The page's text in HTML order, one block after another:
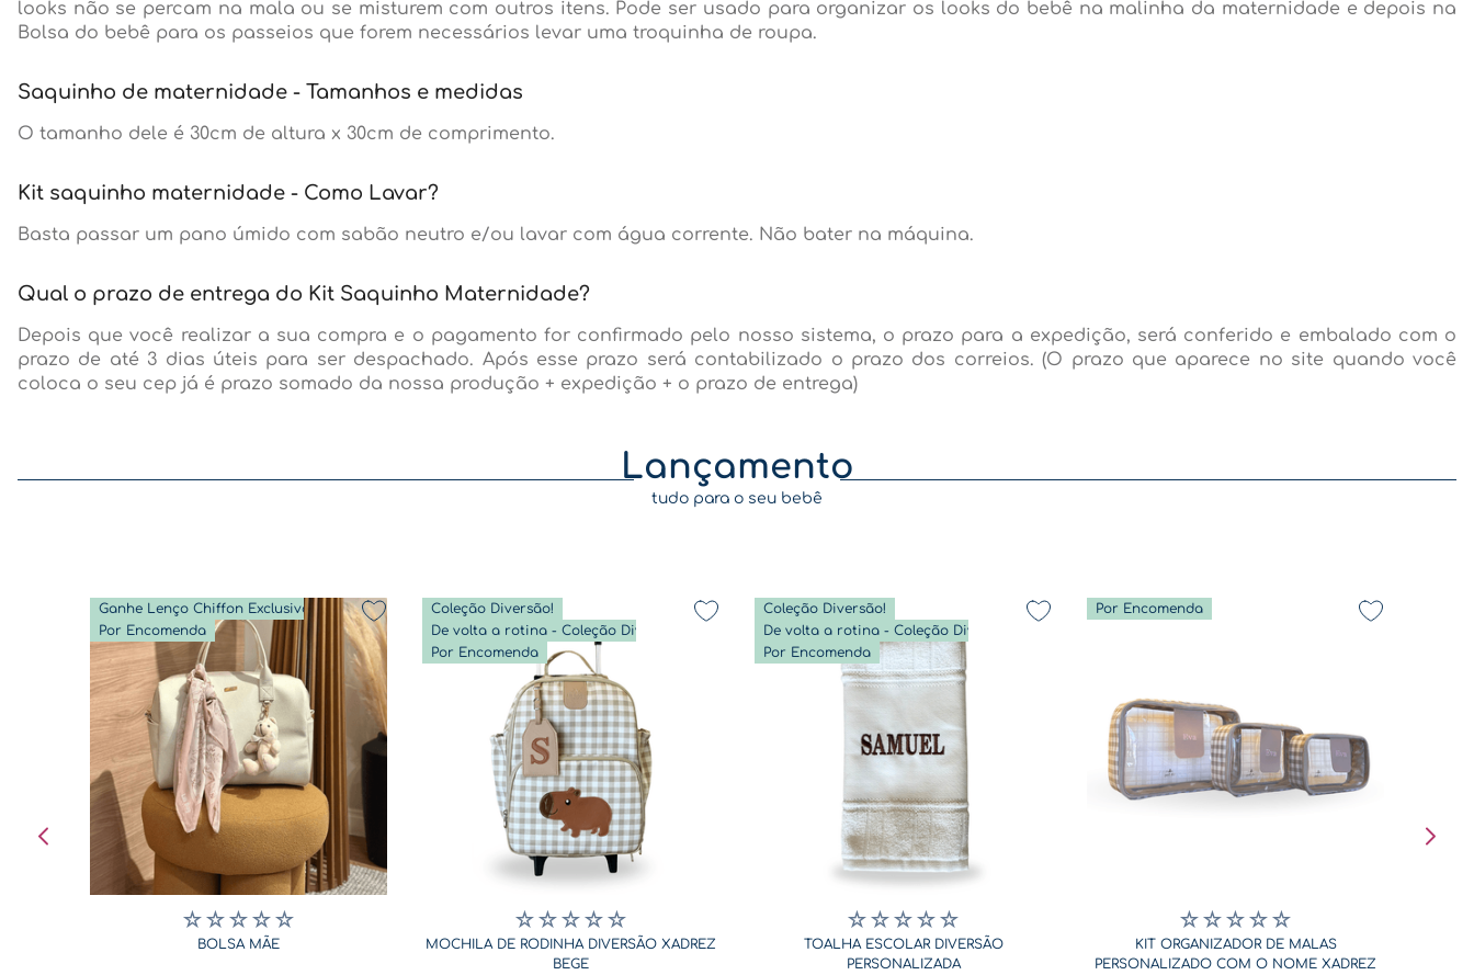
looks não se percam na mala ou se misturem com outros itens. Pode ser usado para organizar os looks do bebê na malinha da maternidade e depois na
Bolsa do bebê para os passeios que forem necessários levar uma troquinha de roupa.
Saquinho de maternidade - Tamanhos e medidas
O tamanho dele é 30cm de altura x 30cm de comprimento.
Kit saquinho maternidade - Como Lavar?
Basta passar um pano úmido com sabão neutro e/ou lavar com água corrente. Não bater na máquina.
Qual o prazo de entrega do Kit Saquinho Maternidade?
Depois que você realizar a sua compra e o pagamento for confirmado pelo nosso sistema, o prazo para a expedição, será conferido e embalado com o
prazo de até 3 dias úteis para ser despachado. Após esse prazo será contabilizado o prazo dos correios. (O prazo que aparece no site quando você
coloca o seu cep já é prazo somado da nossa produção + expedição + o prazo de entrega)
Lançamento
tudo para o seu bebê
Ganhe Lenço Chiffon Exclusivo
Por Encomenda
☆☆☆☆☆
BOLSA MÃE
Coleção Diversão!
Por Encomenda
☆☆☆☆☆
MOCHILA DE RODINHA DIVERSÃO XADREZ
BEGE
Coleção Diversão!
Por Encomenda
☆☆☆☆☆
TOALHA ESCOLAR DIVERSÃO
PERSONALIZADA
Por Encomenda
☆☆☆☆☆
KIT ORGANIZADOR DE MALAS
PERSONALIZADO COM O NOME XADREZ